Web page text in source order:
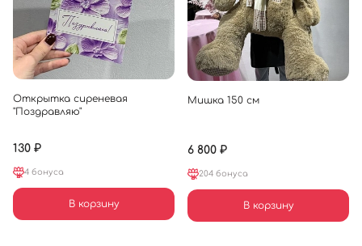
Открытка сиреневая
"Поздравляю"
130 ₽
4 бонуса
В корзину
Мишка 150 см
6 800 ₽
204 бонуса
В корзину